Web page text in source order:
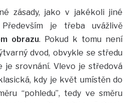
zásady, jako v jakékoli jiné
je třeba uvážlivě
obrazu. Pokud k tomu není
dvod, obvykle se středu
je srovnání. Vlevo je středová
kdy je květ umístěn do
“pohledu”, tedy ve směru